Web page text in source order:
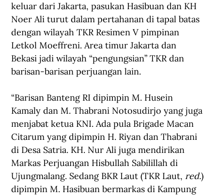
keluar dari Jakarta, pasukan Hasibuan dan KH
Noer Ali turut dalam pertahanan di tapal batas
dengan wilayah TKR Resimen V pimpinan
Letkol Moeffreni. Area timur Jakarta dan
Bekasi jadi wilayah “pengungsian” TKR dan
barisan-barisan perjuangan lain.
“Barisan Banteng RI dipimpin M. Husein
Kamaly dan M. Thabrani Notosudirjo yang juga
menjabat ketua KNI. Ada pula Brigade Macan
Citarum yang dipimpin H. Riyan dan Thabrani
di Desa Satria. KH. Nur Ali juga mendirikan
Markas Perjuangan Hisbullah Sabilillah di
Ujungmalang. Sedang BKR Laut (TKR Laut, red.)
dipimpin M. Hasibuan bermarkas di Kampung